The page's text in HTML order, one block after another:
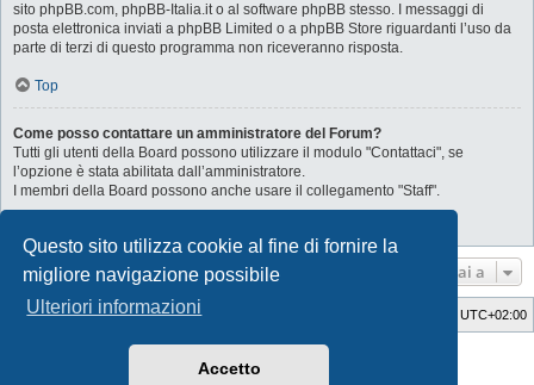
Questo sito utilizza cookie al fine di fornire la
migliore navigazione possibile
Ulteriori informazioni
Accetto
sito phpBB.com, phpBB-Italia.it o al software phpBB stesso. I messaggi di
posta elettronica inviati a phpBB Limited o a phpBB Store riguardanti l’uso da
parte di terzi di questo programma non riceveranno risposta.
Top
Come posso contattare un amministratore del Forum?
Tutti gli utenti della Board possono utilizzare il modulo "Contattaci", se
l’opzione è stata abilitata dall’amministratore.
I membri della Board possono anche usare il collegamento "Staff".
Vai a
Indice UTC+02:00
GTA game
phpBB® Forum Software © phpBB Limited